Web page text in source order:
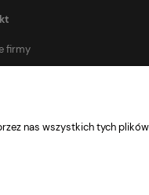
firmy
nas wszystkich tych